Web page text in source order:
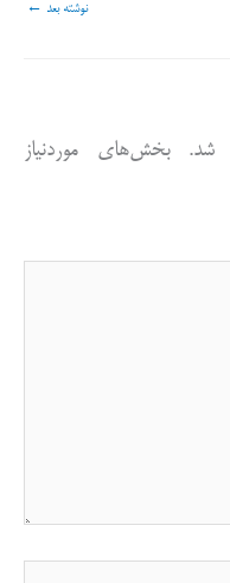
نوشته بعد ←
شد.
بخش‌های موردنیاز